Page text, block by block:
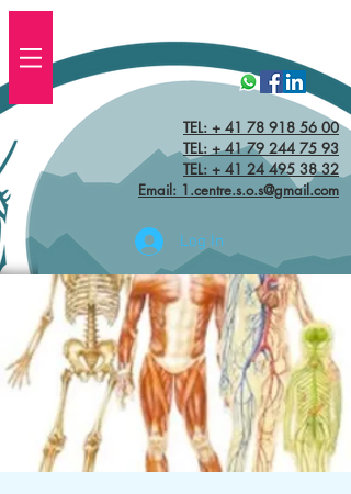
TEL: + 41 78 918 56 00
TEL: + 41 79 244 75 93
TEL: + 41 24 495 38 32‬
Email: 1.centre.s.o.s@gmail.com
Log In